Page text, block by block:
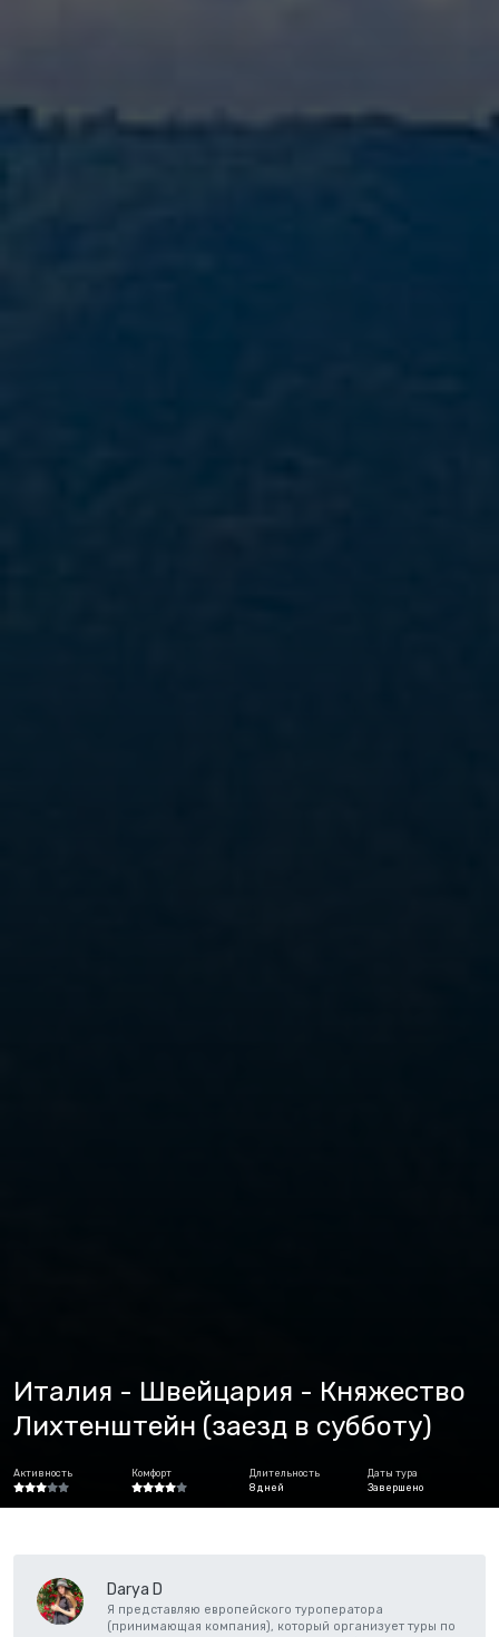
Италия - Швейцария - Княжество
Лихтенштейн (заезд в субботу)
Активность Комфорт
Длительность
8 дней
Даты тура
Завершено
Darya D
Я представляю европейского туроператора
(принимающая компания), который организует туры по